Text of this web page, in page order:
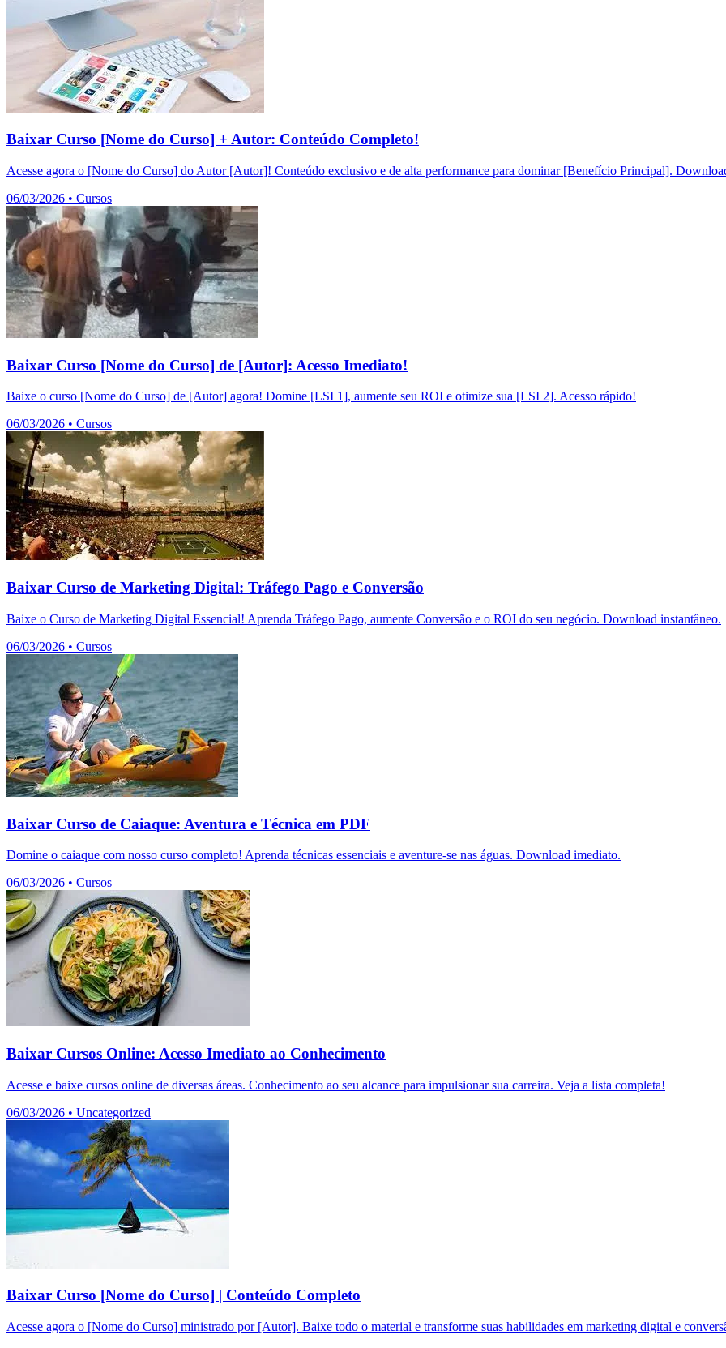
Baixar Curso [Nome do Curso] + Autor: Conteúdo Completo!
Acesse agora o [Nome do Curso] do Autor [Autor]! Conteúdo exclusivo e de alta performance para dominar [Benefício Principal].
06/03/2026 • Cursos
Baixar Curso [Nome do Curso] de [Autor]: Acesso Imediato!
Baixe o curso [Nome do Curso] de [Autor] agora! Domine [LSI 1], aumente seu ROI e otimize sua [LSI 2]. Acesso rápido!
06/03/2026 • Cursos
Baixar Curso de Marketing Digital: Tráfego Pago e Conversão
Baixe o Curso de Marketing Digital Essencial! Aprenda Tráfego Pago, aumente Conversão e o ROI do seu negócio. Download instantâneo.
06/03/2026 • Cursos
Baixar Curso de Caiaque: Aventura e Técnica em PDF
Domine o caiaque com nosso curso completo! Aprenda técnicas essenciais e aventure-se nas águas. Download imediato.
06/03/2026 • Cursos
Baixar Cursos Online: Acesso Imediato ao Conhecimento
Acesse e baixe cursos online de diversas áreas. Conhecimento ao seu alcance para impulsionar sua carreira. Veja a lista completa!
06/03/2026 • Uncategorized
Baixar Curso [Nome do Curso] | Conteúdo Completo
Acesse agora o [Nome do Curso] ministrado por [Autor]. Baixe todo o material e transforme suas habilidades em marketing digital e